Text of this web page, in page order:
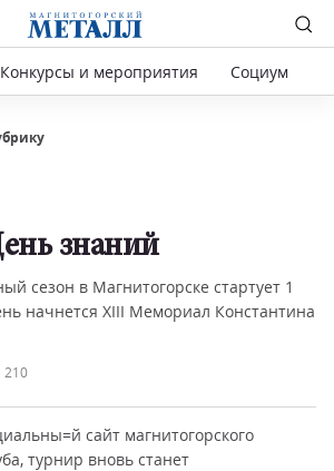
Конкурсы и мероприятия Социум
210
знаний
сезон в Магнитогорске стартует 1
начнется XIII Мемориал Константина
сайт магнитогорского
турнир вновь станет